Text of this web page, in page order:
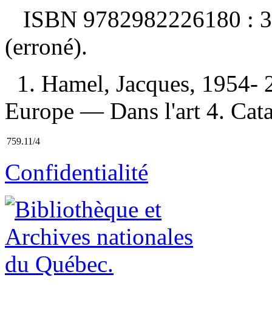
ISBN 9782982226180 :
(erroné).
1. Hamel, Jacques,
Europe — Dans l'art 4.
759.11/4
Confidentialité